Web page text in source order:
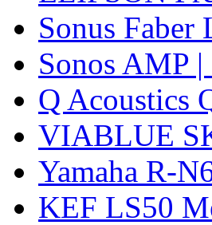
Sonus Faber
Sonos AMP
Q Acoustics
VIABLUE
Yamaha R-
KEF LS50